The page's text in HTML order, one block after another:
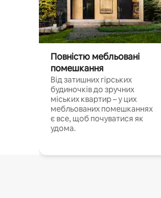
Повністю мебльовані
помешкання
Від затишних гірських
будиночків до зручних
міських квартир – у цих
мебльованих помешканнях
є все, щоб почуватися як
удома.